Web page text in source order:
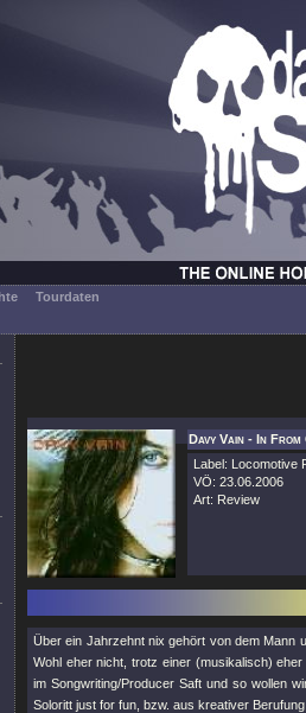
Tourdaten
Davy Vain - In
Label: Locomotive
VÖ: 23.06.2006
Art: Review
Über ein Jahrzehnt nix gehört von dem Mann
Wohl eher nicht, trotz einer (musikalisch)
im Songwriting/Producer Saft und so wollen
Soloritt just for fun, bzw. aus kreativer Berufung